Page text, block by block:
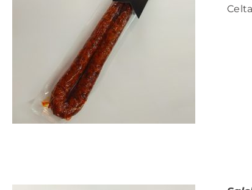
AÑADIR AL CARRITO
QUICK VIEW